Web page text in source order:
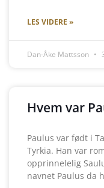
LES VIDERE »
Dan-Åke Mattsson
Hvem var
Paulus var født i
Tyrkia. Han var
opprinnelelig
navnet Paulus da